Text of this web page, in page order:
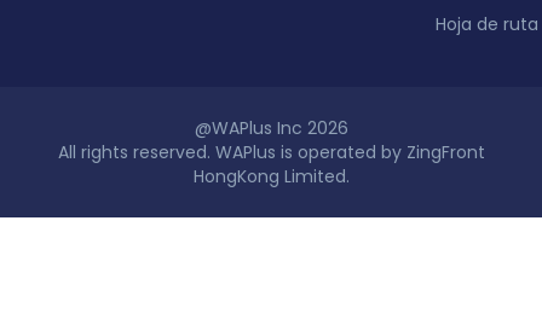
Hoja de ruta
@WAPlus Inc 2026
All rights reserved. WAPlus is operated by ZingFront
HongKong Limited.